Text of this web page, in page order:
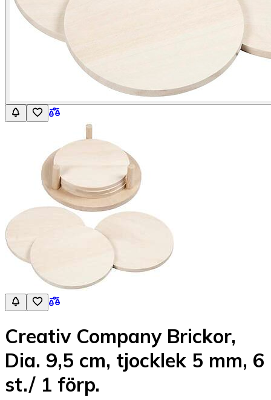
Creativ Company Brickor,
Dia. 9,5 cm, tjocklek 5 mm, 6
st./ 1 förp.